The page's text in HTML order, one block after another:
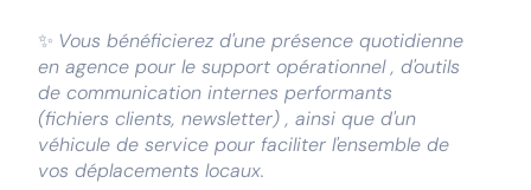
✨ Vous bénéficierez d'une présence quotidienne
en agence pour le support opérationnel , d'outils
de communication internes performants
(fichiers clients, newsletter) , ainsi que d'un
véhicule de service pour faciliter l'ensemble de
vos déplacements locaux.